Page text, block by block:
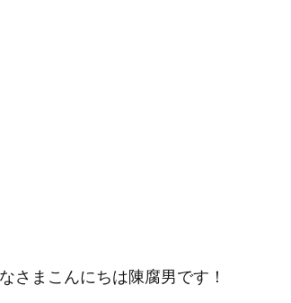
さまこんにちは陳腐男です！